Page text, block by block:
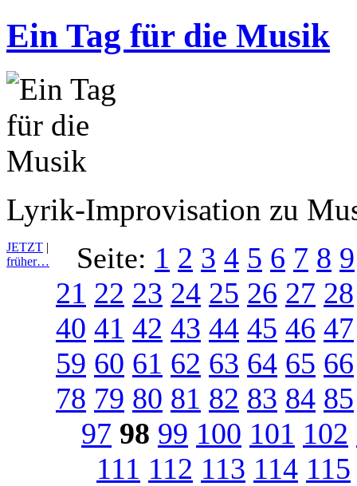
Ein Tag für die Musik
Lyrik-Improvisation zu
JETZT |
früher…
Seite: 1 2 3 4 5 6 7 8 9
21 22 23 24 25 26 27 28
40 41 42 43 44 45 46 47
59 60 61 62 63 64 65 66
78 79 80 81 82 83 84 85
97 98 99 100 101 102
111 112 113 114 115